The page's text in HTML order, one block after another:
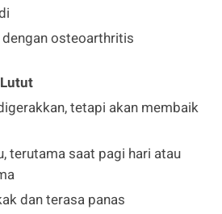
dengan osteoarthritis
tetapi akan membaik
terutama saat pagi hari atau
dan terasa panas